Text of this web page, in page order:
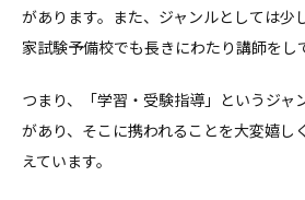
があります。また、ジャンルとしては少
家試験予備校でも長きにわたり講師をし
つまり、「学習・受験指導」というジャ
があり、そこに携われることを大変嬉し
えています。